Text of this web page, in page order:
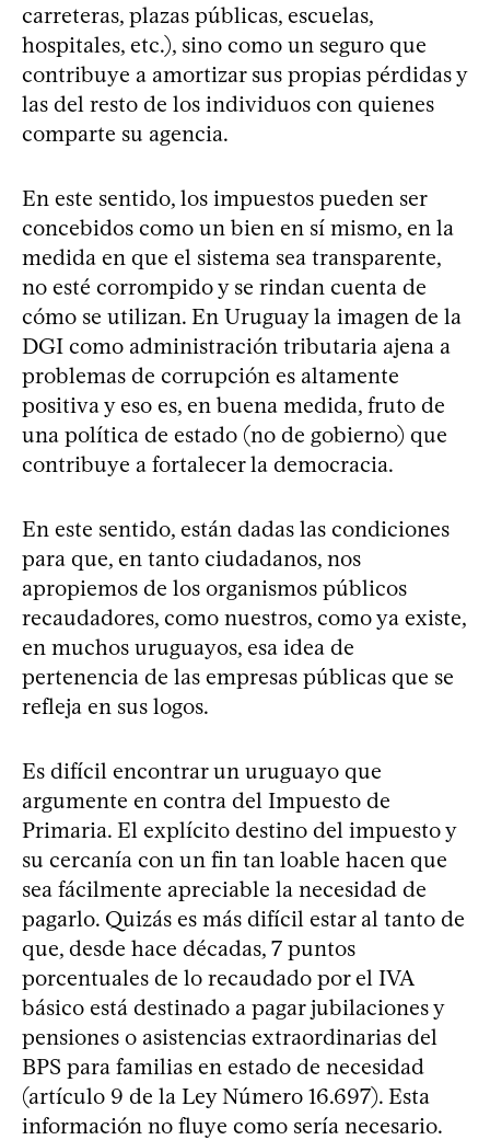
carreteras, plazas públicas, escuelas,
hospitales, etc.), sino como un seguro que
contribuye a amortizar sus propias pérdidas y
las del resto de los individuos con quienes
comparte su agencia.
En este sentido, los impuestos pueden ser
concebidos como un bien en sí mismo, en la
medida en que el sistema sea transparente,
no esté corrompido y se rindan cuenta de
cómo se utilizan. En Uruguay la imagen de la
DGI como administración tributaria ajena a
problemas de corrupción es altamente
positiva y eso es, en buena medida, fruto de
una política de estado (no de gobierno) que
contribuye a fortalecer la democracia.
En este sentido, están dadas las condiciones
para que, en tanto ciudadanos, nos
apropiemos de los organismos públicos
recaudadores, como nuestros, como ya existe,
en muchos uruguayos, esa idea de
pertenencia de las empresas públicas que se
refleja en sus logos.
Es difícil encontrar un uruguayo que
argumente en contra del Impuesto de
Primaria. El explícito destino del impuesto y
su cercanía con un fin tan loable hacen que
sea fácilmente apreciable la necesidad de
pagarlo. Quizás es más difícil estar al tanto de
que, desde hace décadas, 7 puntos
porcentuales de lo recaudado por el IVA
básico está destinado a pagar jubilaciones y
pensiones o asistencias extraordinarias del
BPS para familias en estado de necesidad
(artículo 9 de la Ley Número 16.697). Esta
información no fluye como sería necesario.